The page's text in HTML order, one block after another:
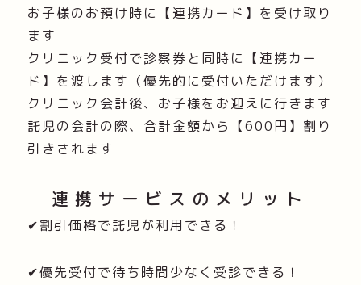
お子様のお預け時に【連携カード】を受け取り
ます
クリニック受付で診察券と同時に【連携カー
ド】を渡します（優先的に受付いただけます）
クリニック会計後、お子様をお迎えに行きます
託児の会計の際、合計金額から【600円】割り
引きされます
連携サービスのメリット
✔割引価格で託児が利用できる！
✔優先受付で待ち時間少なく受診できる！